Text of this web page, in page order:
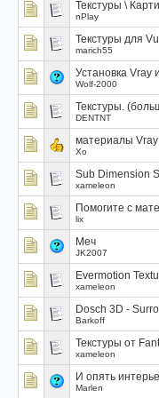
Текстуры \
nPlay
Текстуры для
marich55
Установка Vray
Wolf-2000
Текстуры.
DENTNT
материалы
Xo
Sub Dimension
xameleon
Помогите с
lix
Меч
JK2007
Evermotion
xameleon
Dosch 3D -
Barkoff
Текстуры от
xameleon
И опять
Marlen